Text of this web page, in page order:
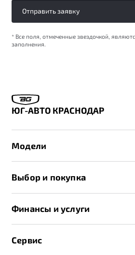
Обзор В наличии
Отправить заявку
* Все поля, отмеченные звездочкой,
заполнения.
ЮГ-АВТО КРАСНОДАР
Модели
X70
Выбор и покупка
Спецпредложения и Акции
Записаться на тест-драйв
Финансы и услуги
Трейд-ин
Сервис